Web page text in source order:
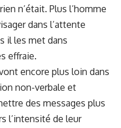
n’était. Plus l’homme
dans l’attente
il les met dans
effraie.
encore plus loin dans
non-verbale et
des messages plus
l’intensité de leur